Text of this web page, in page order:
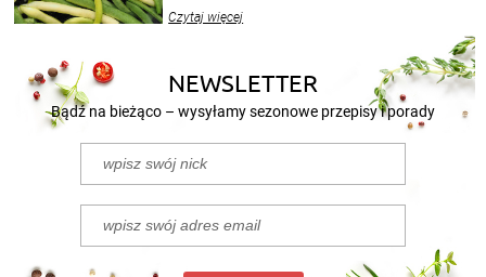
nasze propozycje!
Czytaj więcej
NEWSLETTER
Bądź na bieżąco – wysyłamy sezonowe przepisy i porady